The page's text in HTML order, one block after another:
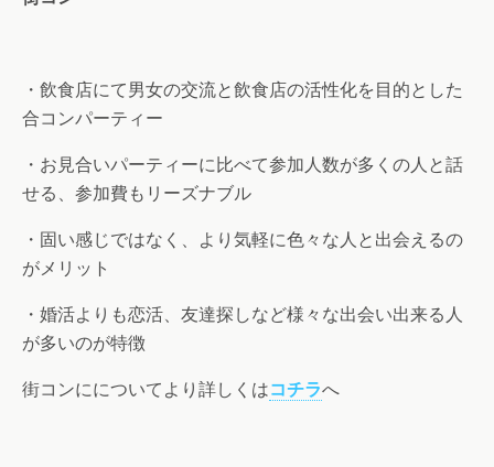
・飲食店にて男女の交流と飲食店の活性化を目的とした
合コンパーティー
・お見合いパーティーに比べて参加人数が多くの人と話
せる、参加費もリーズナブル
・固い感じではなく、より気軽に色々な人と出会えるの
がメリット
・婚活よりも恋活、友達探しなど様々な出会い出来る人
が多いのが特徴
街コンにについてより詳しくはコチラへ